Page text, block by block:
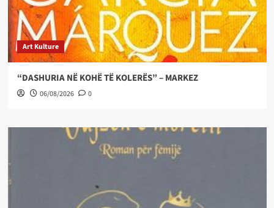
Art Kulture
“DASHURIA NË KOHË TË KOLERËS” – MARKEZ
06/08/2026 0